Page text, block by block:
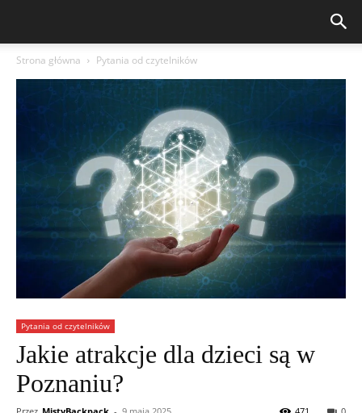
Strona główna Pytania od czytelników
Pytania od czytelników
Jakie atrakcje dla dzieci są w
Poznaniu?